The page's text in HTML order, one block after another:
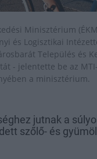
Minisztérium
és Logisztikai
Település és
- jelentette be az
a minisztérium.
jutnak a
szőlő- és